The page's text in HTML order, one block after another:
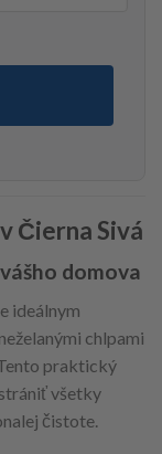
Čierna Sivá
domova
ideálnym
chlpami
praktický
všetky
čistote.